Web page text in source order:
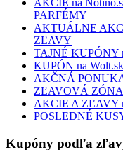
AKCIE na
PARFÉMY
AKTUÁLNE
ZĽAVY
TAJNÉ KUPÓNY
KUPÓN na
AKČNÁ
ZĽAVOVÁ ZÓNA
AKCIE A ZĽAVY
POSLEDNÉ
Kupóny podľa